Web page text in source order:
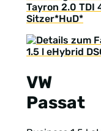
Tayron 2.0 TDI
Sitzer*HuD*
VW
Passat